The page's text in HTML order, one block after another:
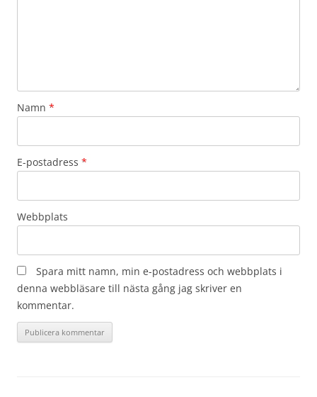
Namn *
E-postadress *
Webbplats
Spara mitt namn, min e-postadress och webbplats i
denna webbläsare till nästa gång jag skriver en
kommentar.